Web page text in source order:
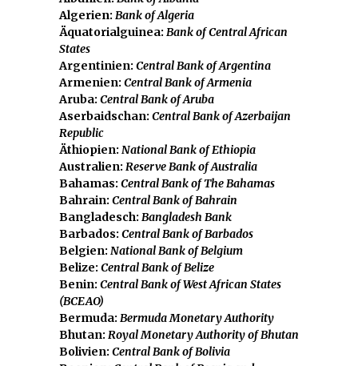
Algerien: Bank of Algeria
Äquatorialguinea: Bank of Central African
States
Argentinien: Central Bank of Argentina
Armenien: Central Bank of Armenia
Aruba: Central Bank of Aruba
Aserbaidschan: Central Bank of Azerbaijan
Republic
Äthiopien: National Bank of Ethiopia
Australien: Reserve Bank of Australia
Bahamas: Central Bank of The Bahamas
Bahrain: Central Bank of Bahrain
Bangladesch: Bangladesh Bank
Barbados: Central Bank of Barbados
Belgien: National Bank of Belgium
Belize: Central Bank of Belize
Benin: Central Bank of West African States
(BCEAO)
Bermuda: Bermuda Monetary Authority
Bhutan: Royal Monetary Authority of Bhutan
Bolivien: Central Bank of Bolivia